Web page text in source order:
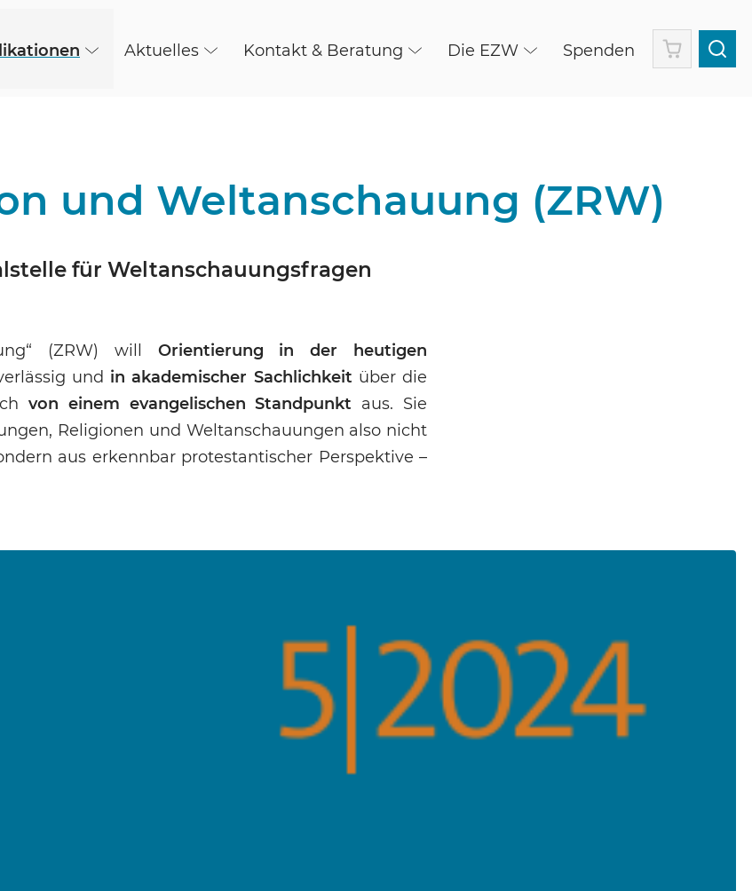
Aktuelles Kontakt & Beratung Die EZW Spenden Warenkorb
und Weltanschauung (ZRW)
für Weltanschauungsfragen
(ZRW) will Orientierung in der heutigen
und in akademischer Sachlichkeit über die
von einem evangelischen Standpunkt aus. Sie
Religionen und Weltanschauungen also nicht
aus erkennbar protestantischer Perspektive –